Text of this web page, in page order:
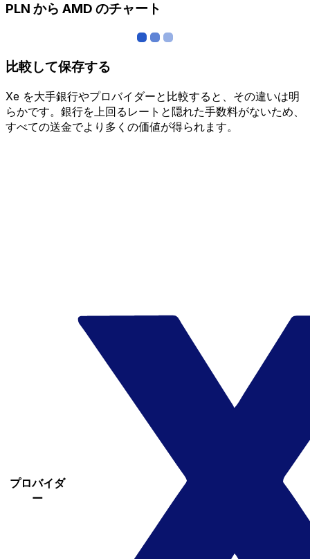
PLN から AMD のチャート
比較して保存する
Xe を大手銀行やプロバイダーと比較すると、その違いは明
らかです。銀行を上回るレートと隠れた手数料がないため、
すべての送金でより多くの価値が得られます。
プロバイダ
ー